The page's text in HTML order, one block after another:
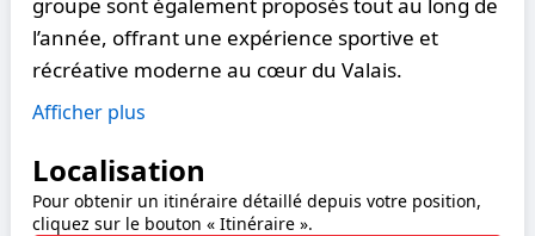
l’année, offrant une expérience sportive et
récréative moderne au cœur du Valais.
Afficher plus
Localisation
Pour obtenir un itinéraire détaillé depuis votre position,
cliquez sur le bouton « Itinéraire ».